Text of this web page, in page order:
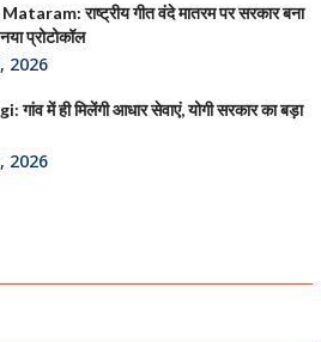
राष्ट्रीय गीत वंदे मातरम पर सरकार बना
प्रोटोकॉल
2026
गांव में ही मिलेंगी आधार सेवाएं, योगी सरकार का बड़ा
2026